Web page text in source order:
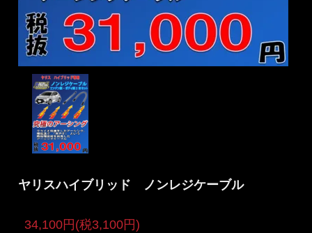
ヤリスハイブリッド ノンレジケーブル
34,100円(税3,100円)